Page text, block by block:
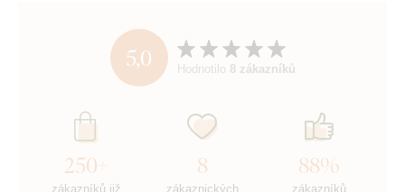
5,0 Hodnotilo 8 zákazníků
250+
zákazníků již
8
zákaznických
88%
zákazníků